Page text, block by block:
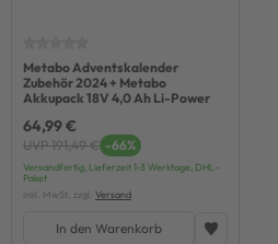
Metabo Adventskalender
Zubehör 2024 + Metabo
Akkupack 18V 4,0 Ah Li-Power
64,99 €
UVP 191,49 € -66%
Versandfertig, Lieferzeit 1-3 Werktage, DHL-
Paket
inkl. MwSt. zzgl. Versand
In den Warenkorb